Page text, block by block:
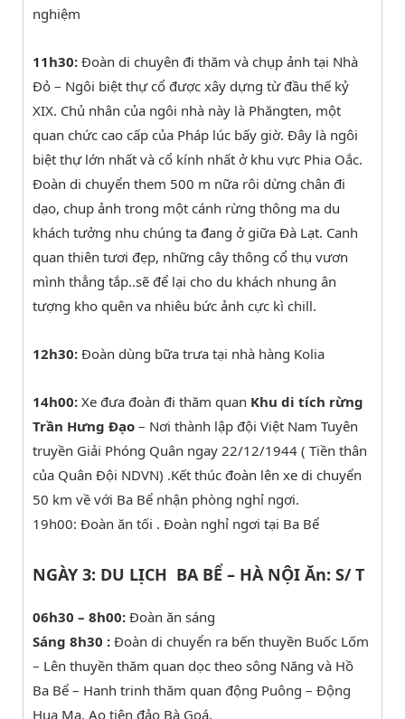
nghiệm
11h30: Đoàn di chuyên đi thăm và chụp ảnh tại Nhà
Đỏ – Ngôi biệt thự cổ được xây dựng từ đầu thế kỷ
XIX. Chủ nhân của ngôi nhà này là Phăngten, một
quan chức cao cấp của Pháp lúc bấy giờ. Đây là ngôi
biệt thự lớn nhất và cổ kính nhất ở khu vực Phia Oắc.
Đoàn di chuyển them 500 m nữa rôi dừng chân đi
dạo, chup ảnh trong một cánh rừng thông ma du
khách tưởng nhu chúng ta đang ở giữa Đà Lạt. Canh
quan thiên tươi đẹp, những cây thông cổ thụ vươn
mình thẳng tắp..sẽ để lại cho du khách nhung ân
tượng kho quên va nhiêu bức ảnh cực kì chill.
12h30: Đoàn dùng bữa trưa tại nhà hàng Kolia
14h00: Xe đưa đoàn đi thăm quan Khu di tích rừng
Trần Hưng Đạo – Nơi thành lập đội Việt Nam Tuyên
truyền Giải Phóng Quân ngay 22/12/1944 ( Tiền thân
của Quân Đội NDVN) .Kết thúc đoàn lên xe di chuyển
50 km về với Ba Bể nhận phòng nghỉ ngơi.
19h00: Đoàn ăn tối . Đoàn nghỉ ngơi tại Ba Bể
NGÀY 3: DU LỊCH BA BỂ – HÀ NỘI Ăn: S/ T
06h30 – 8h00: Đoàn ăn sáng
Sáng 8h30 : Đoàn di chuyển ra bến thuyền Buốc Lốm
– Lên thuyền thăm quan dọc theo sông Năng và Hồ
Ba Bể – Hanh trinh thăm quan động Puông – Động
Hua Mạ, Ao tiên đảo Bà Goá.